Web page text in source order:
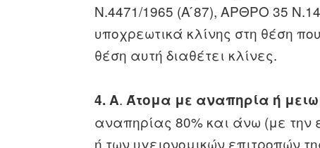
Ν.4471/1965 (Α ́87), ΑΡΘΡΟ 35
υποχρεωτικά κλίνης στη θέση
θέση αυτή διαθέτει κλίνες.
4. Α. Άτομα με αναπηρία ή
αναπηρίας 80% και άνω (με την
ή των υγειονομικών επιτροπών